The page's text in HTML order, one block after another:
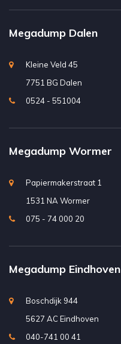
Megadump Dalen
Kleine Veld 45
7751 BG Dalen
0524 - 551004
Megadump Wormer
Papiermakerstraat 1
1531 NA Wormer
075 - 74 000 20
Megadump Eindhoven
Boschdijk 944
5627 AC Eindhoven
040-741 00 41